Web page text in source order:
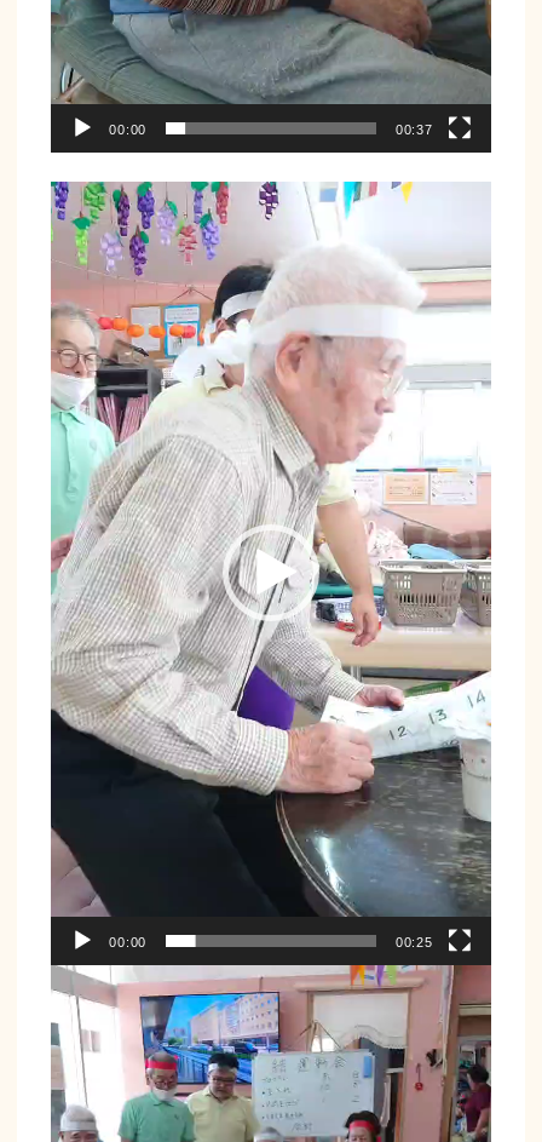
00:00 00:37
動
画
プ
ヤ
00:00 00:25
動
ー
ヤ